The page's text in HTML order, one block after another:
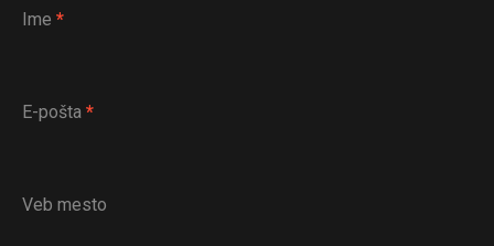
Ime *
E-pošta *
Veb mesto